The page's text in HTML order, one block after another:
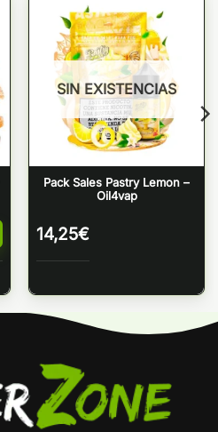
SIN EXISTENCIAS
Pack Sales Pastry Lemon –
Oil4vap
14,25€